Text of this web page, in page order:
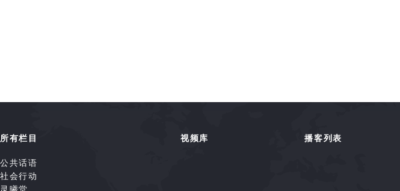
所有栏目
公共话语
社会行动
灵曦堂
视频库 播客列表